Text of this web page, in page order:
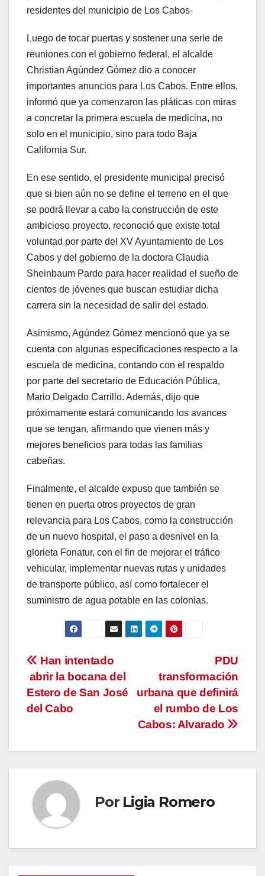
residentes del municipio de Los Cabos-
Luego de tocar puertas y sostener una serie de
reuniones con el gobierno federal, el alcalde
Christian Agúndez Gómez dio a conocer
importantes anuncios para Los Cabos. Entre ellos,
informó que ya comenzaron las pláticas con miras
a concretar la primera escuela de medicina, no
solo en el municipio, sino para todo Baja
California Sur.
En ese sentido, el presidente municipal precisó
que si bien aún no se define el terreno en el que
se podrá llevar a cabo la construcción de este
ambicioso proyecto, reconoció que existe total
voluntad por parte del XV Ayuntamiento de Los
Cabos y del gobierno de la doctora Claudia
Sheinbaum Pardo para hacer realidad el sueño de
cientos de jóvenes que buscan estudiar dicha
carrera sin la necesidad de salir del estado.
Asimismo, Agúndez Gómez mencionó que ya se
cuenta con algunas especificaciones respecto a la
escuela de medicina, contando con el respaldo
por parte del secretario de Educación Pública,
Mario Delgado Carrillo. Además, dijo que
próximamente estará comunicando los avances
que se tengan, afirmando que vienen más y
mejores beneficios para todas las familias
cabeñas.
Finalmente, el alcalde expuso que también se
tienen en puerta otros proyectos de gran
relevancia para Los Cabos, como la construcción
de un nuevo hospital, el paso a desnivel en la
glorieta Fonatur, con el fin de mejorar el tráfico
vehicular, implementar nuevas rutas y unidades
de transporte público, así como fortalecer el
suministro de agua potable en las colonias.
Navegación
de
entradas
PDU
transformación
urbana que definirá
el rumbo de Los
Cabos: Alvarado
Han intentado
abrir la bocana del
Estero de San José
del Cabo
Por Ligia Romero